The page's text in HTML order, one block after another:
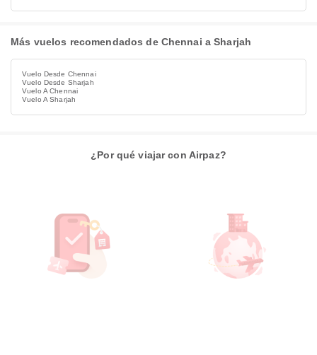
Más vuelos recomendados de Chennai a Sharjah
Vuelo Desde Chennai
Vuelo Desde Sharjah
Vuelo A Chennai
Vuelo A Sharjah
¿Por qué viajar con Airpaz?